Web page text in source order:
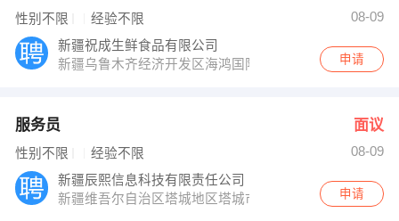
性别不限 经验不限
08-09
新疆祝成生鲜食品有限公司
新疆乌鲁木齐经济开发区海鸿国际物流港东门D区祝成食
申请
服务员 面议
性别不限 经验不限
08-09
新疆辰熙信息科技有限责任公司
新疆维吾尔自治区塔城地区塔城市长青南路
申请